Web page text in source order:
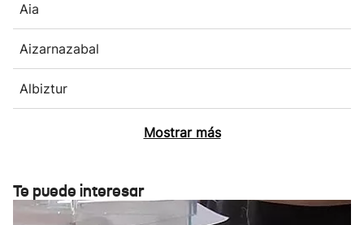
Aia
Aizarnazabal
Albiztur
Mostrar más
Te puede interesar